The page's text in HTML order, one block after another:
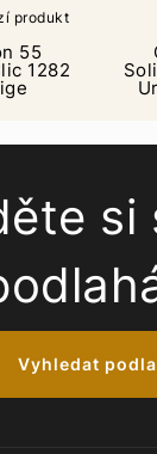
produkt
55
1282
si
Vyhledat